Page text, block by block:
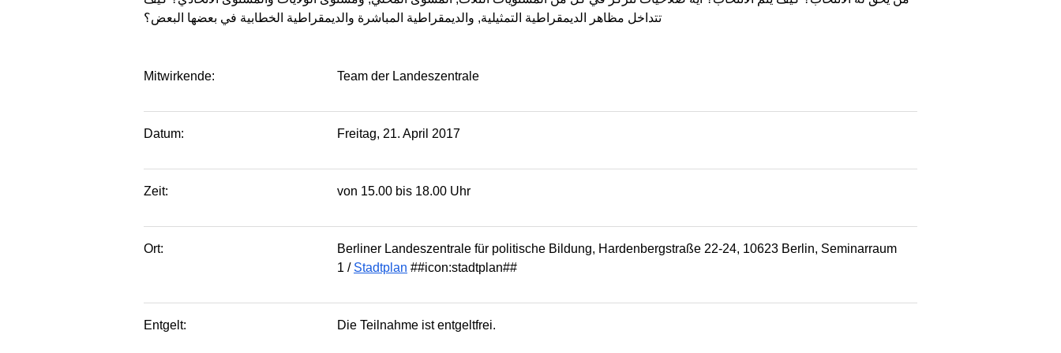
تتداخل مظاهر الديمقراطية التمثيلية, والديمقراطية المباشرة والديمقراطية الخطابية في بعضها البعض؟
Mitwirkende: Team der Landeszentrale
Datum: Freitag, 21. April 2017
Zeit: von 15.00 bis 18.00 Uhr
Ort:
Berliner Landeszentrale für politische Bildung, Hardenbergstraße 22-24, 10623 Berlin, Seminarraum
1 / Stadtplan ##icon:stadtplan##
Entgelt: Die Teilnahme ist entgeltfrei.